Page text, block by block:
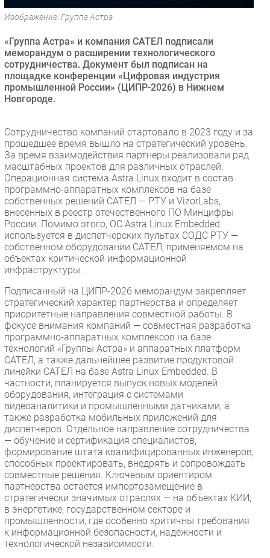
Безопасность
CIO/Управление ИТ
Гаджеты
Здоровье
Новости
Аналитика
Интервью
Мероприятия
Проекты
IT класс
Тестовый стенд
Каталог компаний
Изображение: Группа Астра
«Группа Астра» и компания САТЕЛ подписали
меморандум о расширении технологического
сотрудничества. Документ был подписан на
площадке конференции «Цифровая индустрия
промышленной России» (ЦИПР-2026) в Нижнем
Новгороде.
Сотрудничество компаний стартовало в 2023 году и за
прошедшее время вышло на стратегический уровень.
За время взаимодействия партнеры реализовали ряд
масштабных проектов для различных отраслей.
Операционная система Astra Linux входит в состав
программно-аппаратных комплексов на базе
собственных решений САТЕЛ — РТУ и VizorLabs,
внесенных в реестр отечественного ПО Минцифры
России. Помимо этого, ОС Astra Linux Embedded
используется в диспетчерских пультах СОДС РТУ —
собственном оборудовании САТЕЛ, применяемом на
объектах критической информационной
инфраструктуры.
Подписанный на ЦИПР-2026 меморандум закрепляет
стратегический характер партнерства и определяет
приоритетные направления совместной работы. В
фокусе внимания компаний — совместная разработка
программно-аппаратных комплексов на базе
технологий «Группы Астра» и аппаратных платформ
САТЕЛ, а также дальнейшее развитие продуктовой
линейки САТЕЛ на базе Astra Linux Embedded. В
частности, планируется выпуск новых моделей
оборудования, интеграция с системами
видеоаналитики и промышленными датчиками, а
также разработка мобильных приложений для
диспетчеров. Отдельное направление сотрудничества
— обучение и сертификация специалистов,
формирование штата квалифицированных инженеров,
способных проектировать, внедрять и сопровождать
совместные решения. Ключевым ориентиром
партнерства остается импортозамещение в
стратегически значимых отраслях — на объектах КИИ,
в энергетике, государственном секторе и
промышленности, где особенно критичны требования
к информационной безопасности, надежности и
технологической независимости.